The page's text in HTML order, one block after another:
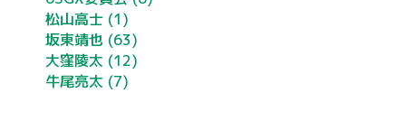
松山高士 (1)
坂東靖也 (63)
大窪陵太 (12)
牛尾亮太 (7)